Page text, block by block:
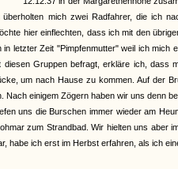
mich zwei Radfahrer, die ich
hier einflechten, dass ich mit den
letzter Zeit "Pimpfenmutter" weil ich
diesen Gruppen befragt, erkläre ich,
um nach Hause zu kommen. Auf der
Nach einigem Zögern haben wir uns denn
uns die Burschen immer wieder am
zum Strandbad. Wir hielten uns
habe ich erst im Herbst erfahren, als ich